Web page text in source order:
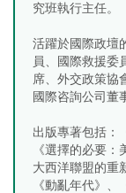
究班執行主任。
活躍於國際政壇
員、國際救援委
席、外交政策協
國際咨詢公司董
出版專著包括：
《選擇的必要
大西洋聯盟的重
《動亂年代》